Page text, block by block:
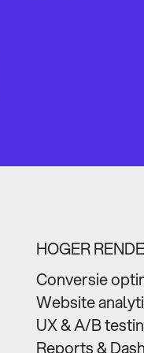
HOGER
Conversie
Website
UX & A/B
Reports &